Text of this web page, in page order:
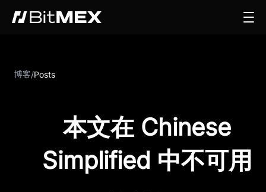
博客/Posts
本文在 Chinese
Simplified 中不可用